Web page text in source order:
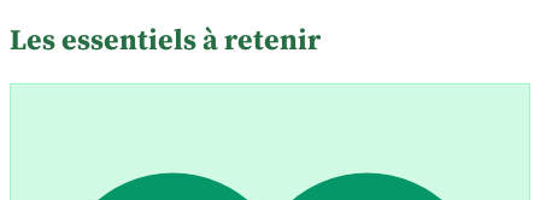
Les essentiels à retenir